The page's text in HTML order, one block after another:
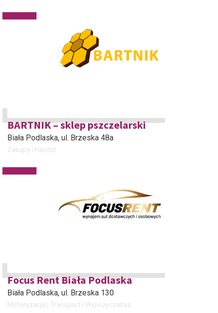
BARTNIK – sklep pszczelarski
Biała Podlaska, ul. Brzeska 48a
Zakupy i Handel
Focus Rent Biała Podlaska
Biała Podlaska, ul. Brzeska 130
Motoryzacja i Transport Wypożyczalnia